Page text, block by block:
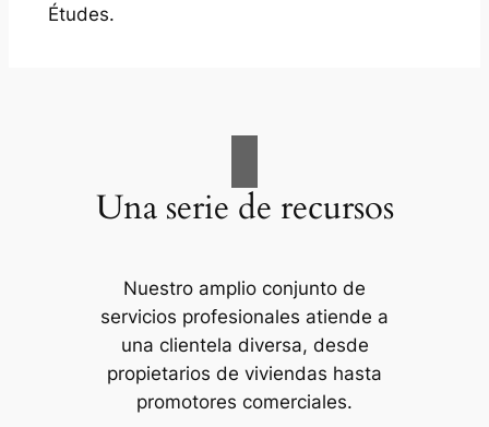
Études.
Una serie de recursos
Nuestro amplio conjunto de
servicios profesionales atiende a
una clientela diversa, desde
propietarios de viviendas hasta
promotores comerciales.